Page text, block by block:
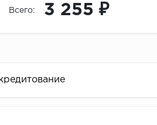
Всего: 3 255 ₽